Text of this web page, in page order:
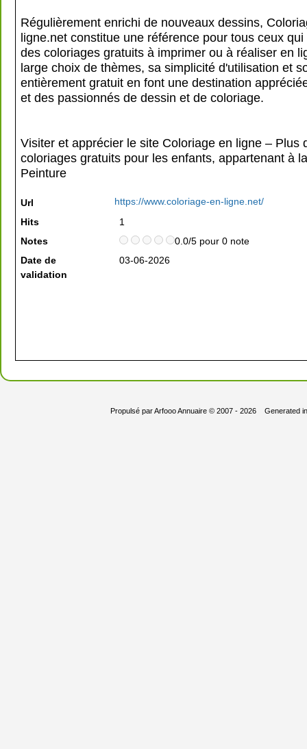
Régulièrement enrichi de nouveaux dessins,
ligne.net constitue une référence pour tous ceux
des coloriages gratuits à imprimer ou à réaliser en
large choix de thèmes, sa simplicité d'utilisation et
entièrement gratuit en font une destination
et des passionnés de dessin et de coloriage.
Visiter et apprécier le site Coloriage en ligne – Plus
coloriages gratuits pour les enfants, appartenant à
Peinture
Url
https://www.coloriage-en-ligne.net/
Hits
1
Notes
0.0/5 pour 0 note
Date de
validation
03-06-2026
Propulsé parArfooo Annuaire© 2007 - 2026 Generated